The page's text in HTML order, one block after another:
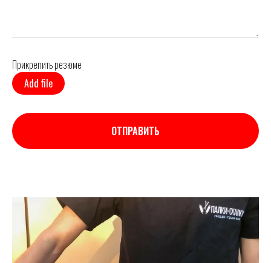
Прикрепить резюме
Add file
ОТПРАВИТЬ